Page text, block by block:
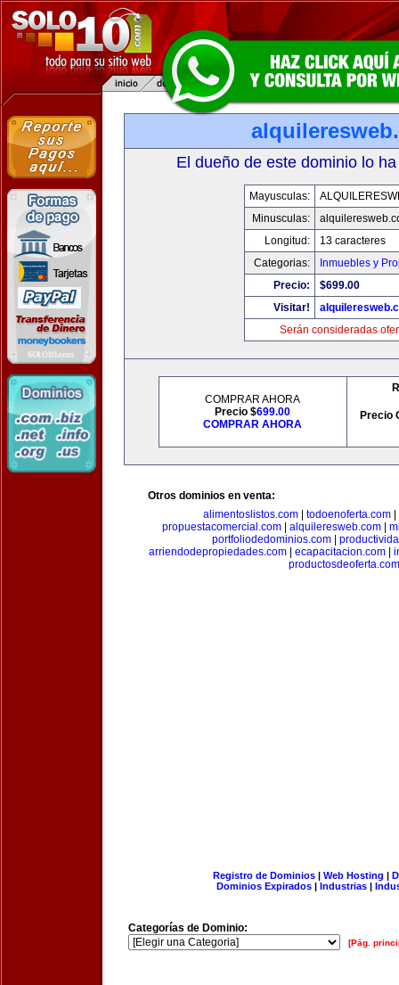
El dueño de este dominio lo
Mayusculas:
Minusculas:
Longitud:
13 caracteres
Categorias:
Inmuebles y
Precio:
$699.00
Visitar!
Serán consideradas
COMPRAR AHORA
Precio $699.00
COMPRAR AHORA
Precio
Otros dominios en venta:
alimentoslistos.com| todoenoferta.com|
propuestacomercial.com
alquileresweb.com
portfoliodedominios.com
arriendodepropiedades.com| ecapacitacion.com|
productosdeoferta.com
Registro de Dominios| Web Hosting |
Dominios Expirados | Industrias |
Categorías de Dominio:
[Pág.